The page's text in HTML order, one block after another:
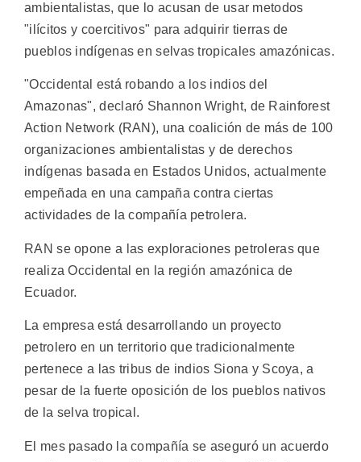
ambientalistas, que lo acusan de usar metodos
"ilícitos y coercitivos" para adquirir tierras de
pueblos indígenas en selvas tropicales amazónicas.
"Occidental está robando a los indios del
Amazonas", declaró Shannon Wright, de Rainforest
Action Network (RAN), una coalición de más de 100
organizaciones ambientalistas y de derechos
indígenas basada en Estados Unidos, actualmente
empeñada en una campaña contra ciertas
actividades de la compañía petrolera.
RAN se opone a las exploraciones petroleras que
realiza Occidental en la región amazónica de
Ecuador.
La empresa está desarrollando un proyecto
petrolero en un territorio que tradicionalmente
pertenece a las tribus de indios Siona y Scoya, a
pesar de la fuerte oposición de los pueblos nativos
de la selva tropical.
El mes pasado la compañía se aseguró un acuerdo